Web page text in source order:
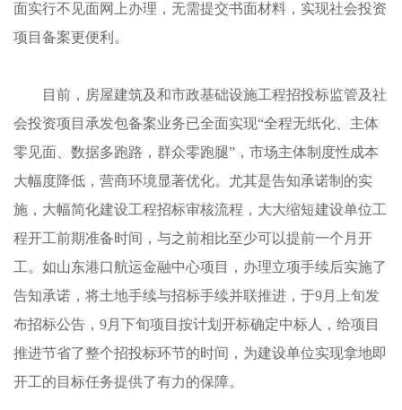
面实行不见面网上办理，无需提交书面材料，实现社会投资
项目备案更便利。
目前，房屋建筑及和市政基础设施工程招投标监管及社
会投资项目承发包备案业务已全面实现“全程无纸化、主体
零见面、数据多跑路，群众零跑腿”，市场主体制度性成本
大幅度降低，营商环境显著优化。尤其是告知承诺制的实
施，大幅简化建设工程招标审核流程，大大缩短建设单位工
程开工前期准备时间，与之前相比至少可以提前一个月开
工。如山东港口航运金融中心项目，办理立项手续后实施了
告知承诺，将土地手续与招标手续并联推进，于9月上旬发
布招标公告，9月下旬项目按计划开标确定中标人，给项目
推进节省了整个招投标环节的时间，为建设单位实现拿地即
开工的目标任务提供了有力的保障。